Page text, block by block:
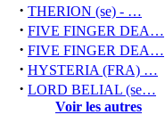
· THERION (se) - …
· FIVE FINGER DEA…
· FIVE FINGER DEA…
· HYSTERIA (FRA) …
· LORD BELIAL (se…
Voir les autres